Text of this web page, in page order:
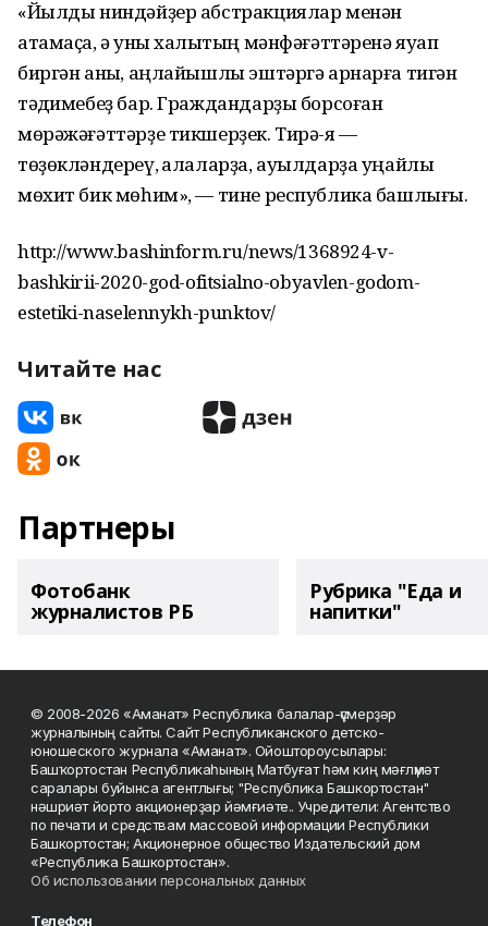
«Йылды ниндәйҙер абстракциялар менән
атамаҫҡа, ә уны халыҡтың мәнфәғәттәренә яуап
биргән аныҡ, аңлайышлы эштәргә арнарға тигән
тәҡдимебеҙ бар. Граждандарҙы борсоған
мөрәжәғәттәрҙе тикшерҙек. Тирә-яҡ —
төҙөкләндереү, ҡалаларҙа, ауылдарҙа уңайлы
мөхит бик мөһим», — тине республика башлығы.
http://www.bashinform.ru/news/1368924-v-
bashkirii-2020-god-ofitsialno-obyavlen-godom-
estetiki-naselennykh-punktov/
Читайте нас
Партнеры
Фотобанк
журналистов РБ
Рубрика "Еда и
напитки"
© 2008-2026 «Аманат» Республика балалар-үҫмерҙәр
журналының сайты. Сайт Республиканского детско-
юношеского журнала «Аманат». Ойоштороусылары:
Башҡортостан Республикаһының Матбуғат һәм киң мәғлүмәт
саралары буйынса агентлығы; "Республика Башкортостан"
нәшриәт йорто акционерҙар йәмғиәте.. Учредители: Агентство
по печати и средствам массовой информации Республики
Башкортостан; Акционерное общество Издательский дом
«Республика Башкортостан».
Об использовании персональных данных
Телефон